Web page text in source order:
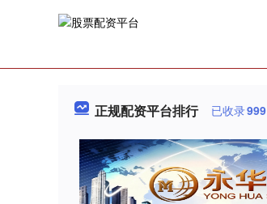
正规配资平台排行 已收录999